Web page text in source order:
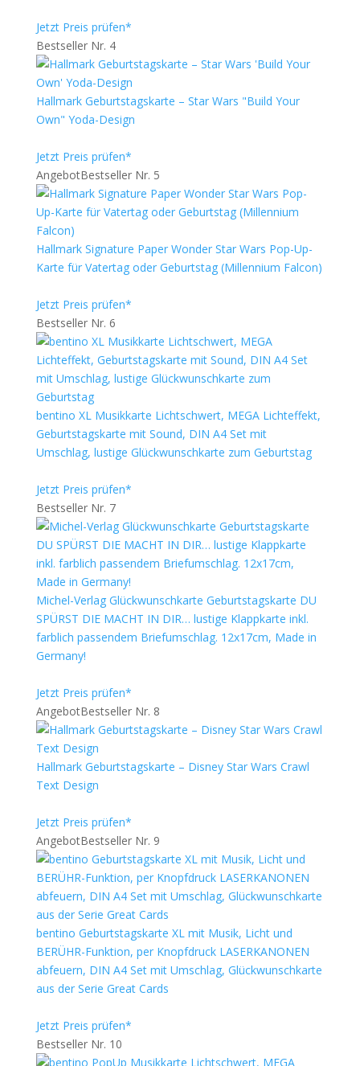
Jetzt Preis prüfen*
Bestseller Nr. 4
Hallmark Geburtstagskarte – Star Wars "Build Your
Own" Yoda-Design
Jetzt Preis prüfen*
AngebotBestseller Nr. 5
Hallmark Signature Paper Wonder Star Wars Pop-Up-
Karte für Vatertag oder Geburtstag (Millennium Falcon)
Jetzt Preis prüfen*
Bestseller Nr. 6
bentino XL Musikkarte Lichtschwert, MEGA Lichteffekt,
Geburtstagskarte mit Sound, DIN A4 Set mit
Umschlag, lustige Glückwunschkarte zum Geburtstag
Jetzt Preis prüfen*
Bestseller Nr. 7
Michel-Verlag Glückwunschkarte Geburtstagskarte DU
SPÜRST DIE MACHT IN DIR… lustige Klappkarte inkl.
farblich passendem Briefumschlag. 12x17cm, Made in
Germany!
Jetzt Preis prüfen*
AngebotBestseller Nr. 8
Hallmark Geburtstagskarte – Disney Star Wars Crawl
Text Design
Jetzt Preis prüfen*
AngebotBestseller Nr. 9
bentino Geburtstagskarte XL mit Musik, Licht und
BERÜHR-Funktion, per Knopfdruck LASERKANONEN
abfeuern, DIN A4 Set mit Umschlag, Glückwunschkarte
aus der Serie Great Cards
Jetzt Preis prüfen*
Bestseller Nr. 10